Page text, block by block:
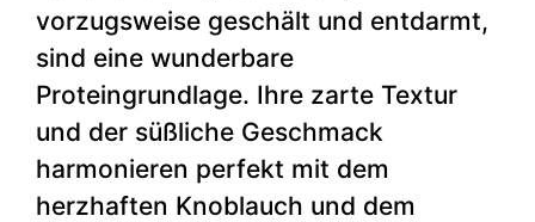
vorzugsweise geschält und entdarmt,
sind eine wunderbare
Proteingrundlage. Ihre zarte Textur
und der süßliche Geschmack
harmonieren perfekt mit dem
herzhaften Knoblauch und dem